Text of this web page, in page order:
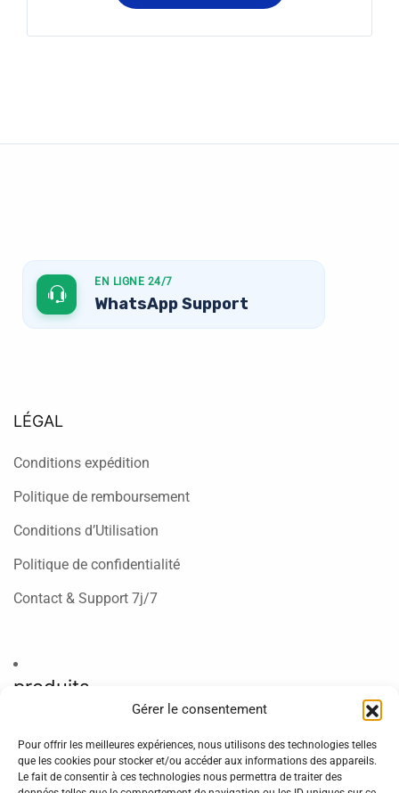
Gérer le consentement
Pour offrir les meilleures expériences, nous utilisons des technologies telles
que les cookies pour stocker et/ou accéder aux informations des appareils.
Le fait de consentir à ces technologies nous permettra de traiter des
EN LIGNE 24/7
WhatsApp Support
LÉGAL
Conditions expédition
Politique de remboursement
Conditions d’Utilisation
Politique de confidentialité
Contact & Support 7j/7
produits
King365TV – 6 mois
King365TV – 12 mois
King365TV – 24 mois